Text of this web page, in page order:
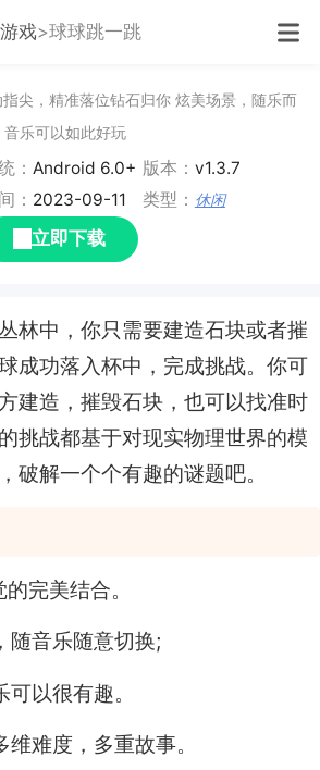
游戏 球球跳一跳
指尖，精准落位钻石归你 炫美场景，随乐而
乐可以如此好玩
：Android 6.0+ 版本： v1.3.7
： 2023-09-11 类型： 休闲
立即下载
林中，你只需要建造石块或者摧
成功落入杯中，完成挑战。你可
建造，摧毁石块，也可以找准时
挑战都基于对现实物理世界的模
破解一个个有趣的谜题吧。
完美结合。
随音乐随意切换;
以很有趣。
难度，多重故事。